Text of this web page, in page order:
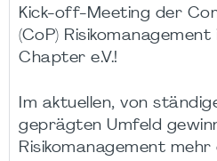
Kick-off-Meeting der
(CoP)
Chapter e.V.!
Im aktuellen, von
geprägten Umfeld
Risikomanagement mehr